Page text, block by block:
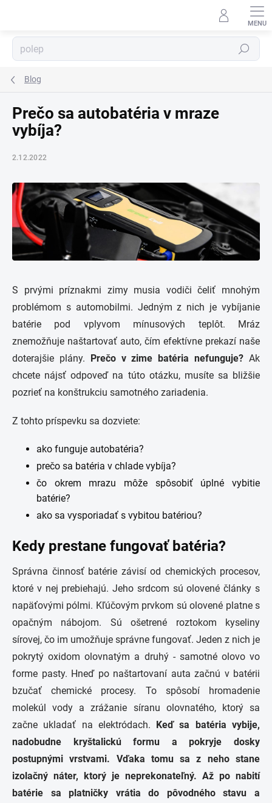
Hľadať
Blog
Prečo sa autobatéria v mraze
vybíja?
2.12.2022
S prvými príznakmi zimy musia vodiči čeliť mnohým
problémom s automobilmi. Jedným z nich je vybíjanie
batérie pod vplyvom mínusových teplôt. Mráz
znemožňuje naštartovať auto, čím efektívne prekazí naše
doterajšie plány. Prečo v zime batéria nefunguje? Ak
chcete nájsť odpoveď na túto otázku, musíte sa bližšie
pozrieť na konštrukciu samotného zariadenia.
Z tohto príspevku sa dozviete:
ako funguje autobatéria?
prečo sa batéria v chlade vybíja?
čo okrem mrazu môže spôsobiť úplné vybitie
batérie?
ako sa vysporiadať s vybitou batériou?
Kedy prestane fungovať batéria?
Správna činnosť batérie závisí od chemických procesov,
ktoré v nej prebiehajú. Jeho srdcom sú olovené články s
napäťovými pólmi. Kľúčovým prvkom sú olovené platne s
opačným nábojom. Sú ošetrené roztokom kyseliny
sírovej, čo im umožňuje správne fungovať. Jeden z nich je
pokrytý oxidom olovnatým a druhý - samotné olovo vo
forme pasty. Hneď po naštartovaní auta začnú v batérii
bzučať chemické procesy. To spôsobí hromadenie
molekúl vody a zrážanie síranu olovnatého, ktorý sa
začne ukladať na elektródach. Keď sa batéria vybije,
nadobudne kryštalickú formu a pokryje dosky
postupnými vrstvami. Vďaka tomu sa z neho stane
izolačný náter, ktorý je neprekonateľný. Až po nabití
batérie sa platničky vrátia do pôvodného stavu a